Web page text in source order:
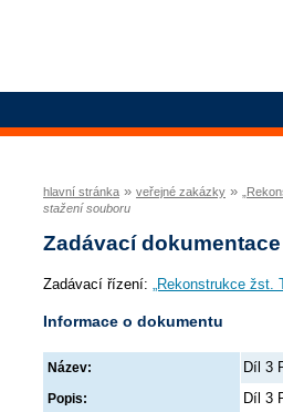
hlavní stránka » veřejné zakázky »
stažení souboru
Zadávací dokumentace
Zadávací řízení: „Rekonstrukce
Informace o dokumentu
Název: Díl 3
Popis: Díl 3